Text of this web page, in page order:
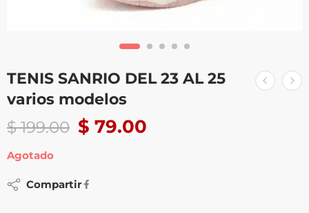
TENIS SANRIO DEL 23 AL 25
varios modelos
$199.00 $ 79.00
Agotado
Compartir